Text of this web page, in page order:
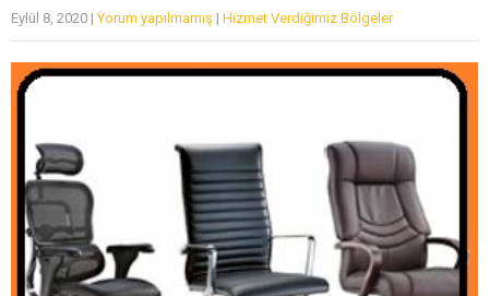
Eylül 8, 2020 |Yorum yapılmamış | Hizmet Verdiğimiz Bölgeler